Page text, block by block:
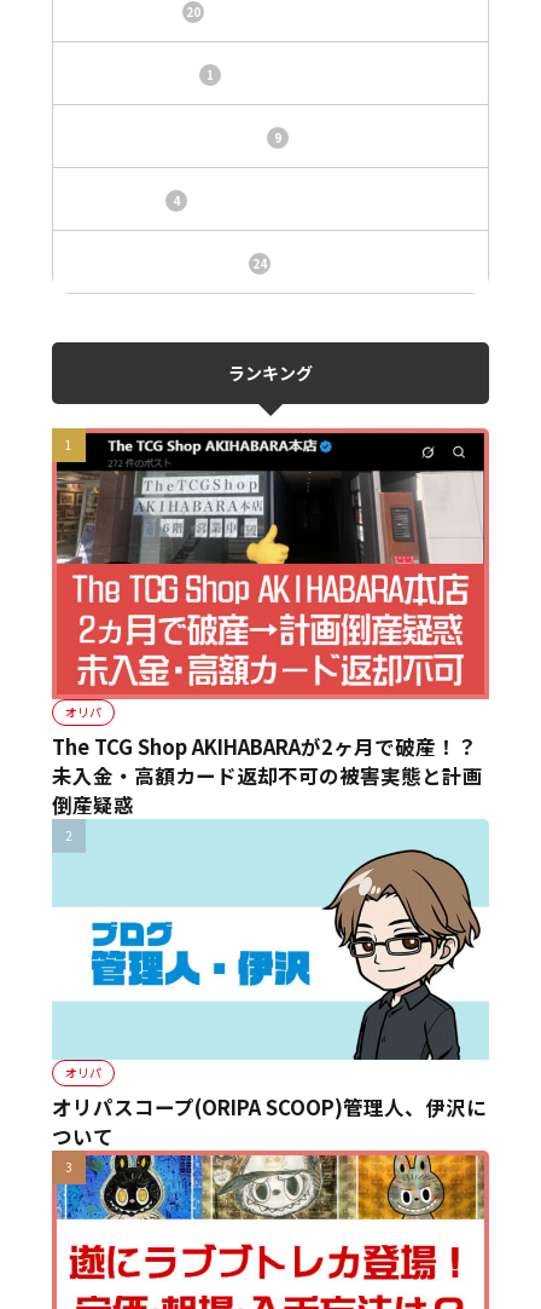
20
1
9
4
24
ランキング
オリパ
The TCG Shop AKIHABARAが2ヶ月で破産！？
未入金・高額カード返却不可の被害実態と計画
倒産疑惑
オリパ
オリパスコープ(ORIPA SCOOP)管理人、伊沢に
ついて